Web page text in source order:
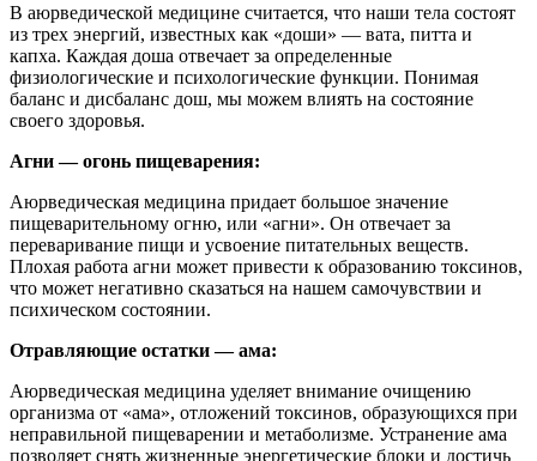
В аюрведической медицине считается, что наши тела состоят
из трех энергий, известных как «доши» — вата, питта и
капха. Каждая доша отвечает за определенные
физиологические и психологические функции. Понимая
баланс и дисбаланс дош, мы можем влиять на состояние
своего здоровья.
Агни — огонь пищеварения:
Аюрведическая медицина придает большое значение
пищеварительному огню, или «агни». Он отвечает за
переваривание пищи и усвоение питательных веществ.
Плохая работа агни может привести к образованию токсинов,
что может негативно сказаться на нашем самочувствии и
психическом состоянии.
Отравляющие остатки — ама:
Аюрведическая медицина уделяет внимание очищению
организма от «ама», отложений токсинов, образующихся при
неправильной пищеварении и метаболизме. Устранение ама
позволяет снять жизненные энергетические блоки и достичь